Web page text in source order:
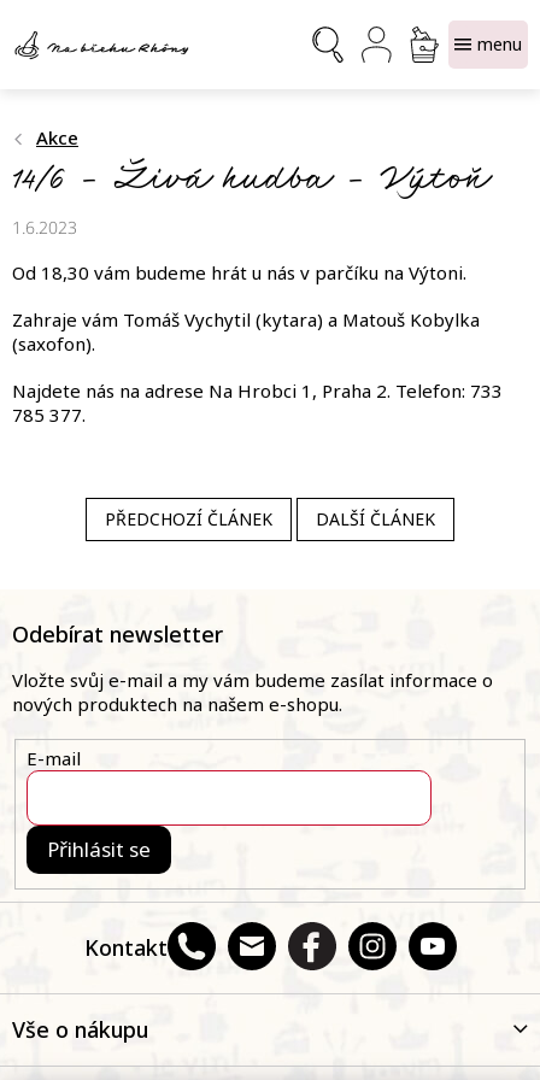
obsah
NÁKUPNÍ
KOŠÍK
Akce
14/6 – Živá hudba – Výtoň
1.6.2023
Od 18,30 vám budeme hrát u nás v parčíku na Výtoni.
Zahraje vám Tomáš Vychytil (kytara) a Matouš Kobylka
(saxofon).
Najdete nás na adrese Na Hrobci 1, Praha 2. Telefon: 733
785 377.
PŘEDCHOZÍ ČLÁNEK DALŠÍ ČLÁNEK
a
Kontakt
Odebírat newsletter
Vložte svůj e-mail a my vám budeme zasílat informace o
nových produktech na našem e-shopu.
E-mail
Přihlásit se
Vše o nákupu